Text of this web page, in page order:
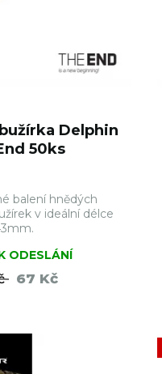
Delphin
50ks
balení hnědých
v ideální délce
ODESLÁNÍ
67 Kč